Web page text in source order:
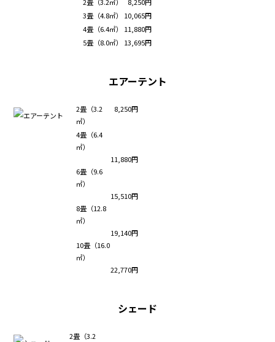
3畳（4.8㎡）
10,065円
4畳（6.4㎡）
11,880円
5畳（8.0㎡）
13,695円
エアーテント
2畳（3.2
㎡）
8,250円
4畳（6.4
㎡）
11,880円
6畳（9.6
㎡）
15,510円
8畳（12.8
㎡）
19,140円
10畳（16.0
㎡）
22,770円
シェード
2畳（3.2